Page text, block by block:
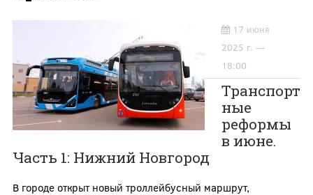
17 июня
2025 г. —
18:00
Транспорт
ные
реформы
в июне.
Часть 1: Нижний Новгород
В городе открыт новый троллейбусный маршрут,